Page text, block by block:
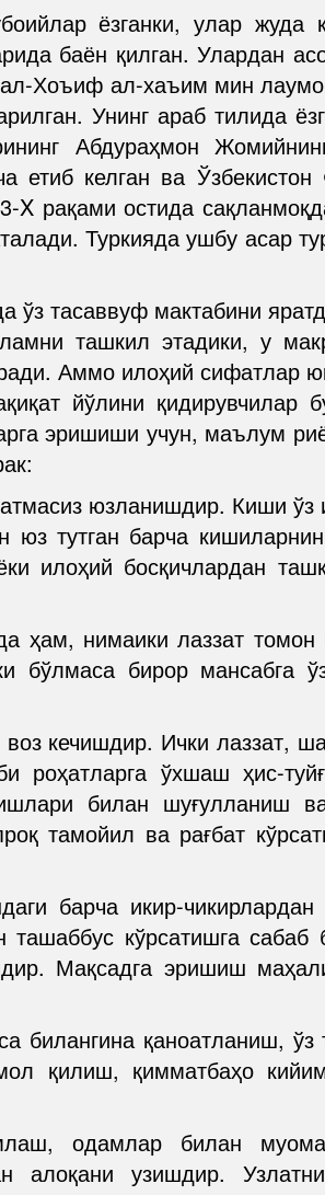
ёзганки, улар жуда
баён қилган. Улардан
Хоъиф ал-хаъим мин
Унинг араб тилида
Абдураҳмон
етиб келган ва
рақами остида
Туркияда ушбу асар
тасаввуф мактабини
ташкил этадики, у
Аммо илоҳий сифатлар
йўлини қидирувчилар
эришиши учун, маълум
юзланишдир. Киши
тутган барча
илоҳий босқичлардан
ҳам, нимаики лаззат
бирор мансабга
кечишдир. Ички лаззат,
ўхшаш ҳис-
билан шуғулланиш
тамойил ва рағбат
барча икир-
кўрсатишга сабаб
Мақсадга эришиш
қаноатланиш, ўз
қилиш, қимматбаҳо
одамлар билан
алоқани узишдир.